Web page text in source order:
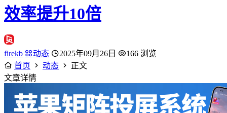
效率提升10倍
firekb 动态 2025年09月26日
166 浏览
首页
动态
正文
文章详情